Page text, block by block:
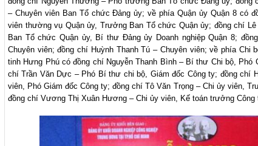
– Chuyên viên Ban Tổ chức Đảng ủy; về phía Quận ủy Quận 8 có
viên thường vụ Quận ủy, Trưởng Ban Tổ chức Quận ủy; đồng chí
Ban Tổ chức Quận ủy, Bí thư Đảng ủy Doanh nghiệp Quận 8;
Chuyên viên; đồng chí Huỳnh Thanh Tú – Chuyên viên; về phía Chi
tinh Hưng Phú có đồng chí Nguyễn Thanh Bình – Bí thư Chi bộ, Phó
chí Trần Văn Dực – Phó Bí thư chi bộ, Giám đốc Công ty; đồng chí
viên, Phó Giám đốc Công ty; đồng chí Tô Văn Trọng – Chi ủy viên,
đồng chí Vương Thị Xuân Hương – Chi ủy viên, Kế toán trưởng Công